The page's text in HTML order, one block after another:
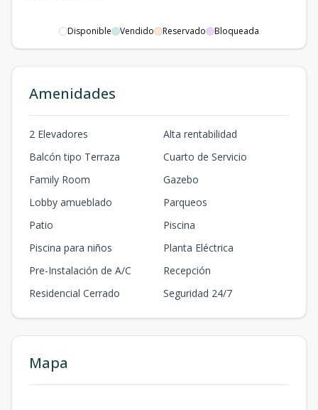
Disponible Vendido Reservado Bloqueada
Amenidades
2 Elevadores
Alta rentabilidad
Balcón tipo Terraza
Cuarto de Servicio
Family Room
Gazebo
Lobby amueblado
Parqueos
Patio
Piscina
Piscina para niños
Planta Eléctrica
Pre-Instalación de A/C
Recepción
Residencial Cerrado
Seguridad 24/7
Mapa